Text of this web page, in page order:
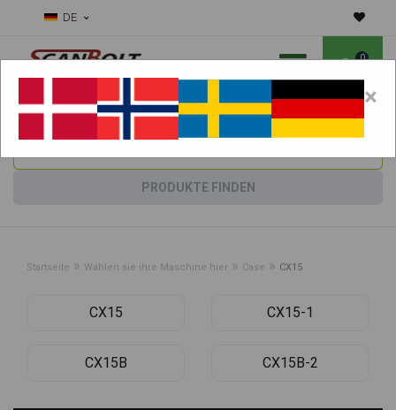
DE
0
Benötigen Sie Hilfe bei Verschleißteilen?Maschine wählen:
PRODUKTE FINDEN
Startseite » Wählen sie ihre Maschine hier » Case » CX15
CX15 CX15-1
CX15B CX15B-2
×